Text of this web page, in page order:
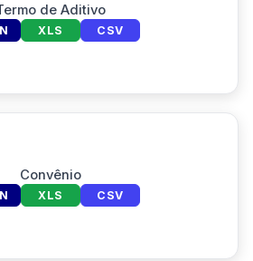
de Aditivo
XLS CSV
Convênio
XLS CSV